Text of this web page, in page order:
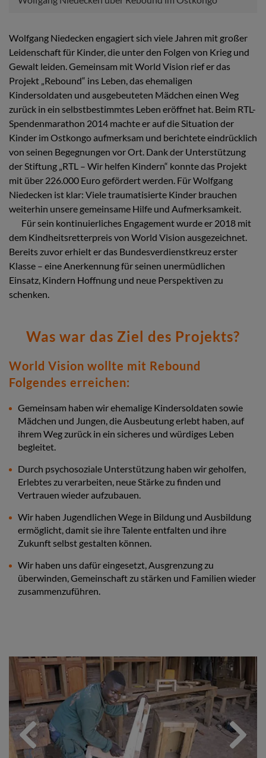
Wolfgang Niedecken engagiert sich viele Jahren mit großer
Leidenschaft für Kinder, die unter den Folgen von Krieg und
Gewalt leiden. Gemeinsam mit World Vision rief er das
Projekt „Rebound“ ins Leben, das ehemaligen
Kindersoldaten und ausgebeuteten Mädchen einen Weg
zurück in ein selbstbestimmtes Leben eröffnet hat. Beim RTL-
Spendenmarathon 2014 machte er auf die Situation der
Kinder im Ostkongo aufmerksam und berichtete eindrücklich
von seinen Begegnungen vor Ort. Dank der Unterstützung
der Stiftung „RTL – Wir helfen Kindern“ konnte das Projekt
mit über 226.000 Euro gefördert werden. Für Wolfgang
Niedecken ist klar: Viele traumatisierte Kinder brauchen
weiterhin unsere gemeinsame Hilfe und Aufmerksamkeit.
Für sein kontinuierliches Engagement wurde er 2018 mit
dem Kindheitsretterpreis von World Vision ausgezeichnet.
Bereits zuvor erhielt er das Bundesverdienstkreuz erster
Klasse – eine Anerkennung für seinen unermüdlichen
Einsatz, Kindern Hoffnung und neue Perspektiven zu
schenken.
Was war das Ziel des Projekts?
World Vision wollte mit Rebound
Folgendes erreichen:
Gemeinsam haben wir ehemalige Kindersoldaten sowie
Mädchen und Jungen, die Ausbeutung erlebt haben, auf
ihrem Weg zurück in ein sicheres und würdiges Leben
begleitet.
Durch psychosoziale Unterstützung haben wir geholfen,
Erlebtes zu verarbeiten, neue Stärke zu finden und
Vertrauen wieder aufzubauen.
Wir haben Jugendlichen Wege in Bildung und Ausbildung
ermöglicht, damit sie ihre Talente entfalten und ihre
Zukunft selbst gestalten können.
Wir haben uns dafür eingesetzt, Ausgrenzung zu
überwinden, Gemeinschaft zu stärken und Familien wieder
zusammenzuführen.
Previous Next